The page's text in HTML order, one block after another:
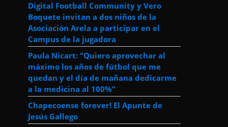
Digital Football Community y Vero
Boquete invitan a dos niños de la
Asociación Arela a participar en el
Campus de la jugadora
Paula Nicart: “Quiero aprovechar al
máximo los años de fútbol que me
quedan y el día de mañana dedicarme
a la medicina al 100%”
Chapecoense forever! El Apunte de
Jesús Gallego